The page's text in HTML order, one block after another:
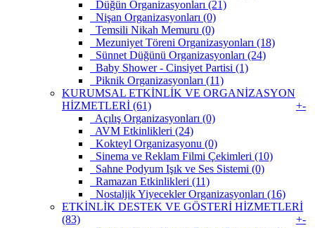
Düğün Organizasyonları (21)
Nişan Organizasyonları (0)
Temsili Nikah Memuru (0)
Mezuniyet Töreni Organizasyonları (18)
Sünnet Düğünü Organizasyonları (24)
Baby Shower - Cinsiyet Partisi (1)
Piknik Organizasyonları (11)
KURUMSAL ETKİNLİK VE ORGANİZASYON
HİZMETLERİ (61)
+-
Açılış Organizasyonları (0)
AVM Etkinlikleri (24)
Kokteyl Organizasyonu (0)
Sinema ve Reklam Filmi Çekimleri (10)
Sahne Podyum Işık ve Ses Sistemi (0)
Ramazan Etkinlikleri (11)
Nostaljik Yiyecekler Organizasyonları (16)
ETKİNLİK DESTEK VE GÖSTERİ HİZMETLERİ
(83)
+-